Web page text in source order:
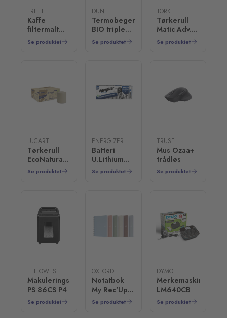
FRIELE
Kaffe
filtermalt
250g
Se produktet
DUNI
Termobeger
BIO triple
24cl (25)
Se produktet
TORK
Tørkerull
Matic Adv.
natur H1
150m
Se produktet
LUCART
Tørkerull
EcoNatural
2L 155m
Se produktet
ENERGIZER
Batteri
U.Lithium
AA (20)
Se produktet
TRUST
Mus Ozaa+
trådløs
Se produktet
FELLOWES
Makuleringsmaskin
PS 86CS P4
Se produktet
OXFORD
Notatbok
My Rec'Up
A4 linjer
Se produktet
DYMO
Merkemaskin
LM640CB
Se produktet